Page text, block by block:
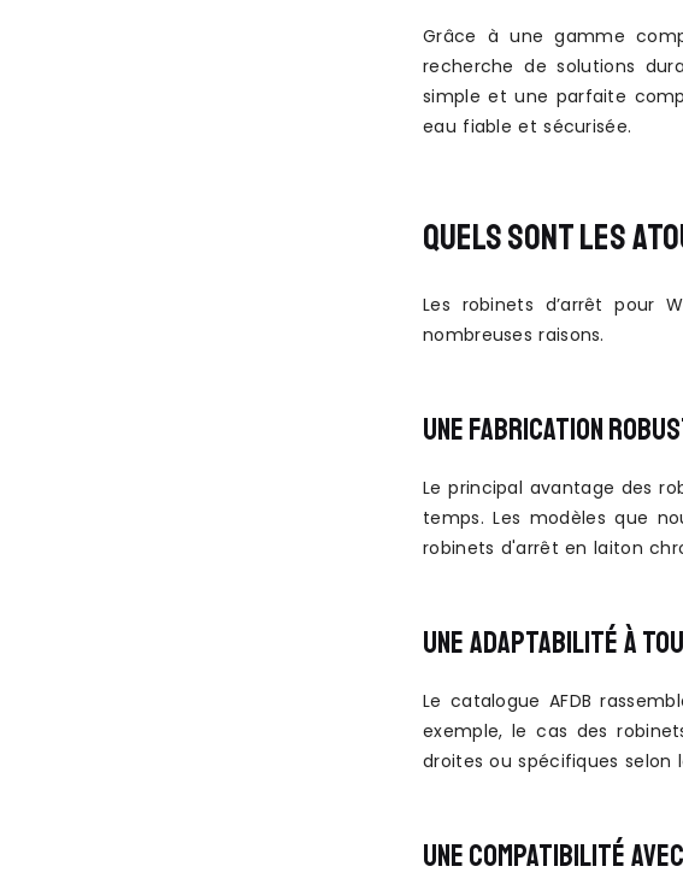
Grâce à une gamme
recherche de solutions
simple et une parfaite
eau fiable et sécurisée.
QUELS SONT LES
Les robinets d’arrêt pour
nombreuses raisons.
UNE FABRICATION
Le principal avantage des
temps. Les modèles que
robinets d'arrêt en laiton
UNE ADAPTABILITÉ À
Le catalogue AFDB
exemple, le cas des
droites ou spécifiques
UNE COMPATIBILITÉ